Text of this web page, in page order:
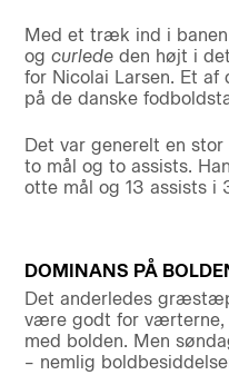
Med et træk ind i
og curlededen højt i
for Nicolai Larsen. Et
på de danske
Det var generelt en
to mål og to assists.
otte mål og 13 assists i
DOMINANS PÅ
Det anderledes
være godt for værterne,
med bolden. Men
– nemlig